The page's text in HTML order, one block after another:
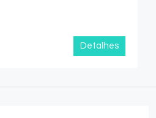
Detalhes